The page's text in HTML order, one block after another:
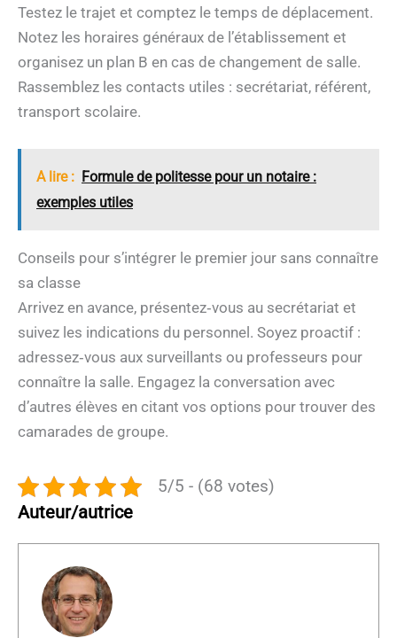
Testez le trajet et comptez le temps de déplacement.
Notez les horaires généraux de l’établissement et
organisez un plan B en cas de changement de salle.
Rassemblez les contacts utiles : secrétariat, référent,
transport scolaire.
A lire : Formule de politesse pour un notaire :
exemples utiles
Conseils pour s’intégrer le premier jour sans connaître
sa classe
Arrivez en avance, présentez‑vous au secrétariat et
suivez les indications du personnel. Soyez proactif :
adressez‑vous aux surveillants ou professeurs pour
connaître la salle. Engagez la conversation avec
d’autres élèves en citant vos options pour trouver des
camarades de groupe.
5/5 - (68 votes)
Auteur/autrice